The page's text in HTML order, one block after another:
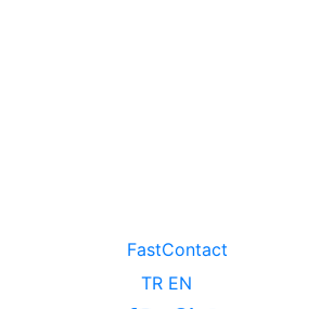
FastContact
TR EN